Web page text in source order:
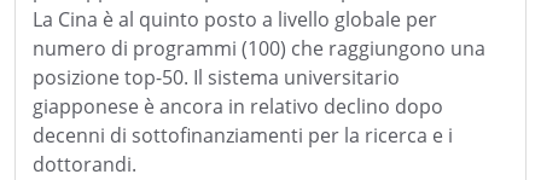
La Cina è al quinto posto a livello globale per
numero di programmi (100) che raggiungono una
posizione top-50. Il sistema universitario
giapponese è ancora in relativo declino dopo
decenni di sottofinanziamenti per la ricerca e i
dottorandi.